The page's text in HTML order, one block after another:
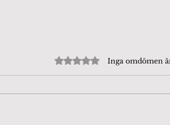
Betygsatt till 0 av 5
Inga omdömen